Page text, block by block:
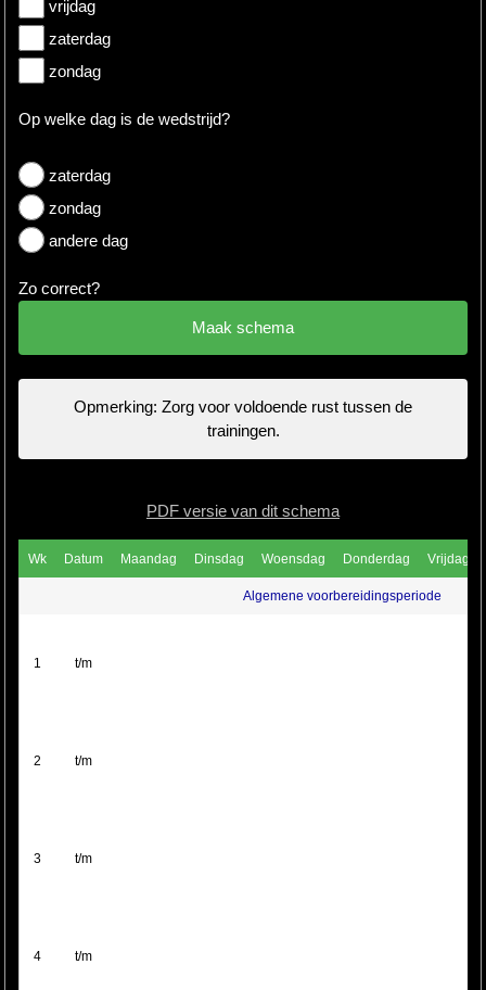
vrijdag
zaterdag
zondag
Op welke dag is de wedstrijd?
zaterdag
zondag
andere dag
Zo correct?
Opmerking: Zorg voor voldoende rust tussen de
trainingen.
PDF versie van dit schema
Wk Datum Maandag Dinsdag Woensdag Donderdag Vrijdag
Algemene voorbereidingsperiode
1 t/m
2 t/m
3 t/m
4 t/m